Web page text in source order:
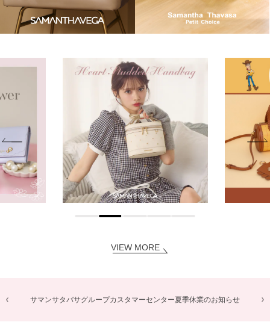
VIEW MORE
商品に関するお詫びとお知らせ